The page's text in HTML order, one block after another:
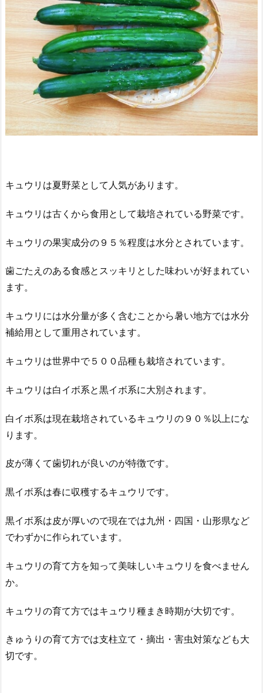
キュウリは夏野菜として人気があります。
キュウリは古くから食用として栽培されている野菜です。
キュウリの果実成分の９５％程度は水分とされています。
歯ごたえのある食感とスッキリとした味わいが好まれてい
ます。
キュウリには水分量が多く含むことから暑い地方では水分
補給用として重用されています。
キュウリは世界中で５００品種も栽培されています。
キュウリは白イボ系と黒イボ系に大別されます。
白イボ系は現在栽培されているキュウリの９０％以上にな
ります。
皮が薄くて歯切れが良いのが特徴です。
黒イボ系は春に収穫するキュウリです。
黒イボ系は皮が厚いので現在では九州・四国・山形県など
でわずかに作られています。
キュウリの育て方を知って美味しいキュウリを食べません
か。
キュウリの育て方ではキュウリ種まき時期が大切です。
きゅうりの育て方では支柱立て・摘出・害虫対策なども大
切です。